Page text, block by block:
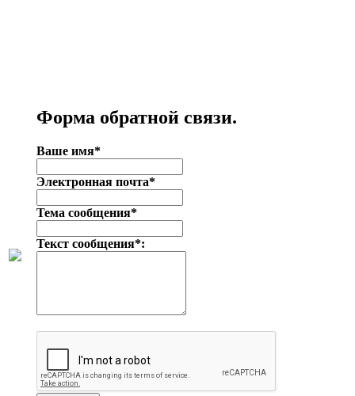
Форма обратной связи.
Ваше имя*
Электронная почта*
Тема сообщения*
Текст сообщения*: